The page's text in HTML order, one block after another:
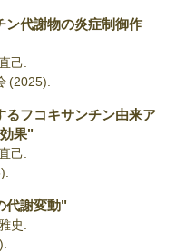
ン代謝物の炎症制御作
己.
(2025)
るフコキサンチン由来ア
果"
己.
代謝変動"
史.